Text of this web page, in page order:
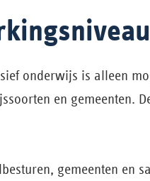
onderwijs is alleen
en gemeenten.
gemeenten en